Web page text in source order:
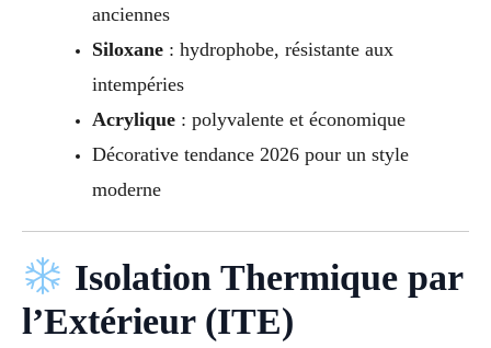
anciennes
Siloxane: hydrophobe, résistante aux
intempéries
Acrylique: polyvalente et économique
Décorative tendance 2026 pour un style
moderne
Isolation Thermique par
l’Extérieur (ITE)